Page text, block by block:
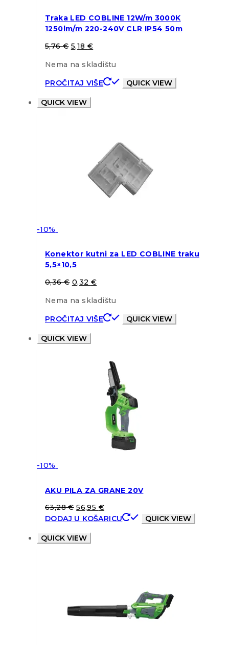
Traka LED COBLINE 12W/m 3000K
1250lm/m 220-240V CLR IP54 50m
5,76€ 5,18 €
Nema na skladištu
PROČITAJ VIŠE
QUICK VIEW
QUICK VIEW
-10%
Konektor kutni za LED COBLINE traku
5,5×10,5
0,36€ 0,32 €
Nema na skladištu
PROČITAJ VIŠE
QUICK VIEW
QUICK VIEW
-10%
AKU PILA ZA GRANE 20V
63,28€ 56,95 €
DODAJ U KOŠARICU
QUICK VIEW
QUICK VIEW